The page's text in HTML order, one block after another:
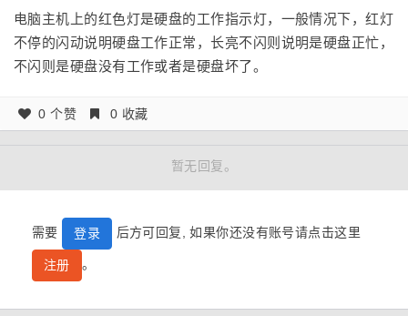
电脑主机上的红色灯是硬盘的工作指示灯，一般情况下，红灯
不停的闪动说明硬盘工作正常，长亮不闪则说明是硬盘正忙，
不闪则是硬盘没有工作或者是硬盘坏了。
0 个赞 0 收藏
暂无回复。
需要 登录 后方可回复, 如果你还没有账号请点击这里
注册 。